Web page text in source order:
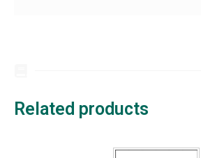
Related products